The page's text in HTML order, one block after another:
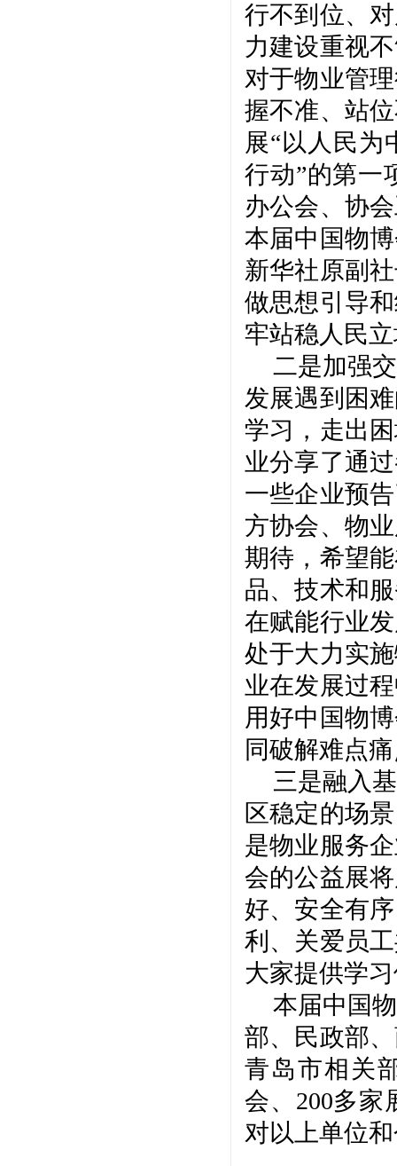
行不到位、
力建设重视
对于物业管
握不准、站
展“以人民为
行动”的第一
办公会、协
本届中国物
新华社原副
做思想引导
牢站稳人民
二是加强
发展遇到困
学习，走出
业分享了通
一些企业预
方协会、物
期待，希望
品、技术和
在赋能行业
处于大力实
业在发展过
用好中国物
同破解难点
三是融入
区稳定的场
是物业服务
会的公益展
好、安全有
利、关爱员
大家提供学
本届中国
部、民政部
青岛市相关
会、200多家
对以上单位